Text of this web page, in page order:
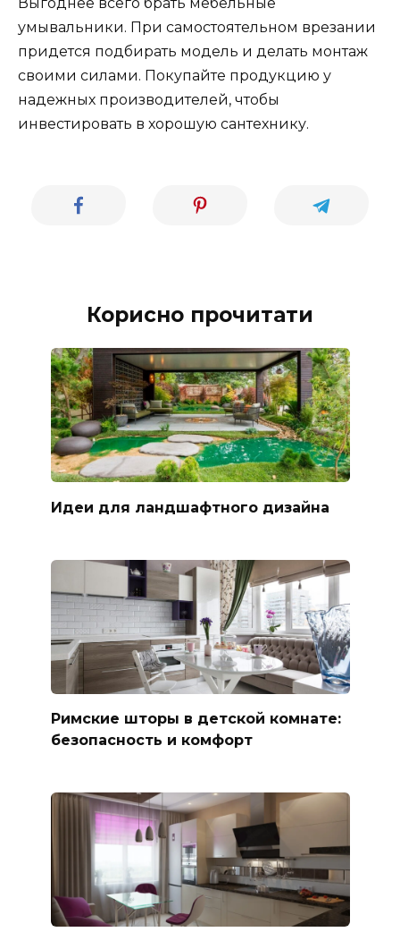
умывальники. При самостоятельном врезании
придется подбирать модель и делать монтаж
своими силами. Покупайте продукцию у
надежных производителей, чтобы
инвестировать в хорошую сантехнику.
Корисно прочитати
Идеи для ландшафтного дизайна
Римские шторы в детской комнате:
безопасность и комфорт